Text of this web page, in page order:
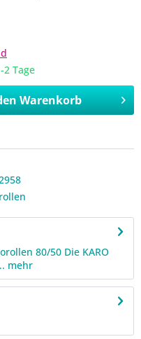
Tage
Warenkorb
80/50 Die KARO
mehr